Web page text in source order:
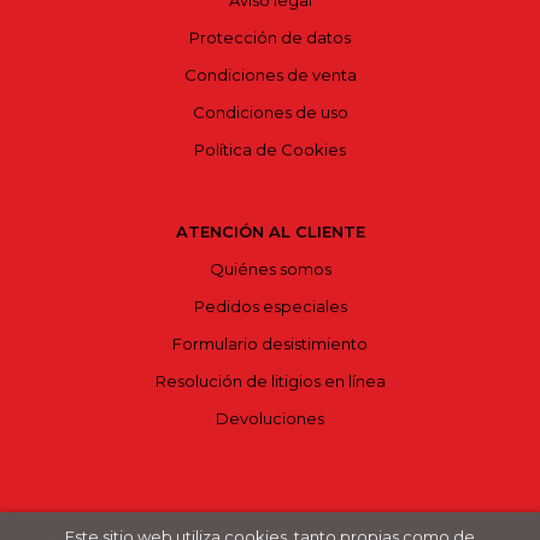
Protección de datos
Condiciones de venta
Condiciones de uso
Política de Cookies
ATENCIÓN AL CLIENTE
Quiénes somos
Pedidos especiales
Formulario desistimiento
Resolución de litigios en línea
Devoluciones